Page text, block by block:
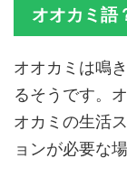
オオカミ語
オオカミは鳴
るそうです。
オカミの生活
ョンが必要な